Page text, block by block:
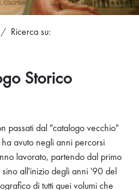
Ricerca su:
Storico
passati dal "catalogo vecchio"
avuto negli anni percorsi
lavorato, partendo dal primo
all'inizio degli anni '90 del
di tutti quei volumi che